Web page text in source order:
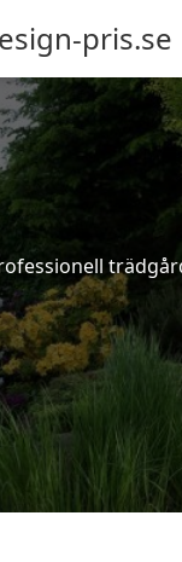
pris.se